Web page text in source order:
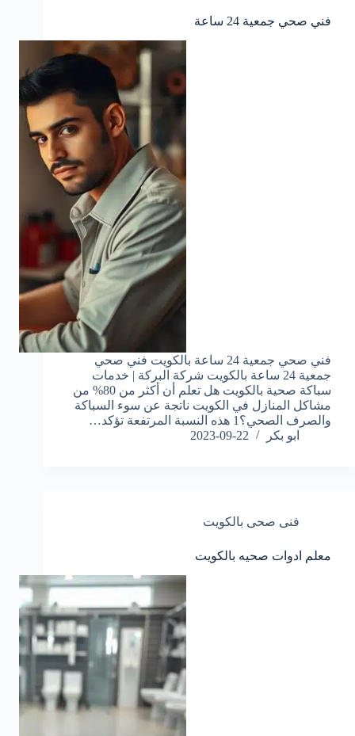
فني صحي جمعية 24 ساعة
فني صحي جمعية 24 ساعة بالكويت فني صحي
جمعية 24 ساعة بالكويت شركة البركة | خدمات
سباكة صحية بالكويت هل تعلم أن أكثر من 80% من
مشاكل المنازل في الكويت ناتجة عن سوء السباكة
والصرف الصحي؟1 هذه النسبة المرتفعة تؤكد…
ابو بكر
2023-09-22
فنى صحى بالكويت
معلم ادوات صحيه بالكويت